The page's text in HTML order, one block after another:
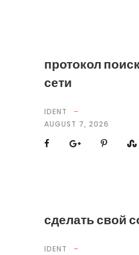
протокол
сети
IDENT
AUGUST 7, 2026
сделать свой
IDENT